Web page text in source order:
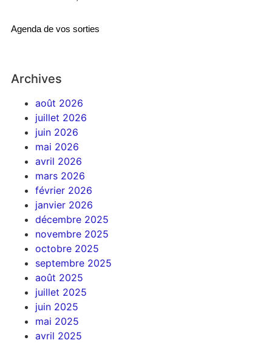
Agenda de vos sorties
Archives
août 2026
juillet 2026
juin 2026
mai 2026
avril 2026
mars 2026
février 2026
janvier 2026
décembre 2025
novembre 2025
octobre 2025
septembre 2025
août 2025
juillet 2025
juin 2025
mai 2025
avril 2025